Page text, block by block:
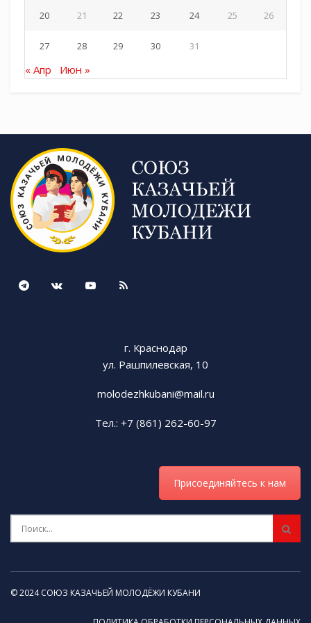
20 21 22 23 24 25 26
27 28 29 30 31
« Апр Июн »
г. Краснодар
ул. Рашпилевская, 10
molodezhkubani@mail.ru
Тел.: +7 (861) 262-60-97
Присоединяйтесь к нам
© 2024 СОЮЗ КАЗАЧЬЕЙ МОЛОДЁЖИ КУБАНИ